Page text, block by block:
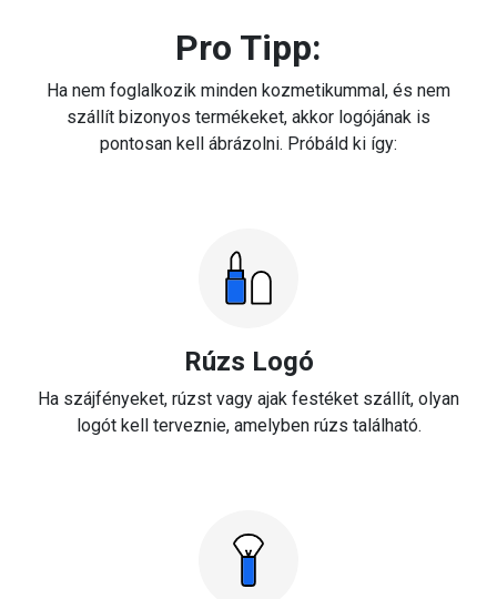
Pro Tipp:
Ha nem foglalkozik minden kozmetikummal, és nem
szállít bizonyos termékeket, akkor logójának is
pontosan kell ábrázolni. Próbáld ki így:
Rúzs Logó
Ha szájfényeket, rúzst vagy ajak festéket szállít, olyan
logót kell terveznie, amelyben rúzs található.